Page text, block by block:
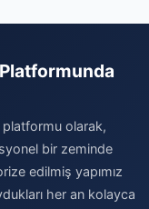
olarak,
bir zeminde
edilmiş yapımız
her an kolayca